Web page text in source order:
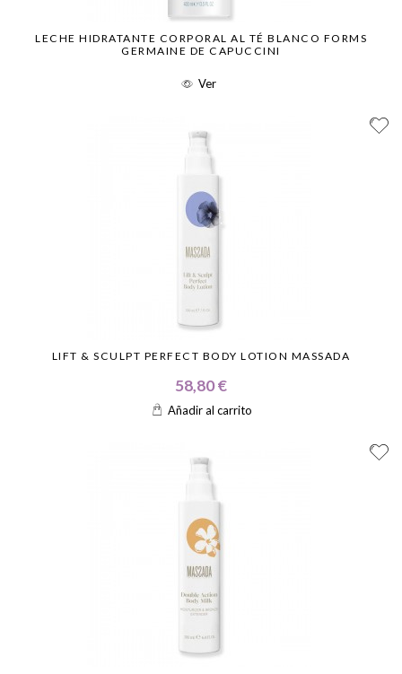
LECHE HIDRATANTE CORPORAL AL TÉ BLANCO FORMS
GERMAINE DE CAPUCCINI
Ver
LIFT & SCULPT PERFECT BODY LOTION MASSADA
58,80 €
Añadir al carrito